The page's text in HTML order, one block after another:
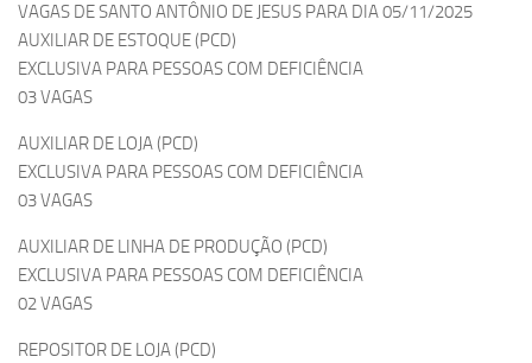
VAGAS DE SANTO ANTÔNIO DE JESUS PARA DIA 05/11/2025
AUXILIAR DE ESTOQUE (PCD)
EXCLUSIVA PARA PESSOAS COM DEFICIÊNCIA
03 VAGAS
AUXILIAR DE LOJA (PCD)
EXCLUSIVA PARA PESSOAS COM DEFICIÊNCIA
03 VAGAS
AUXILIAR DE LINHA DE PRODUÇÃO (PCD)
EXCLUSIVA PARA PESSOAS COM DEFICIÊNCIA
02 VAGAS
REPOSITOR DE LOJA (PCD)